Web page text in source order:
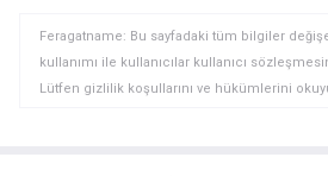
Feragatname: Bu sayfadaki tüm bilgiler
kullanımı ile kullanıcılar kullanıcı
Lütfen gizlilik koşullarını ve hükümlerini